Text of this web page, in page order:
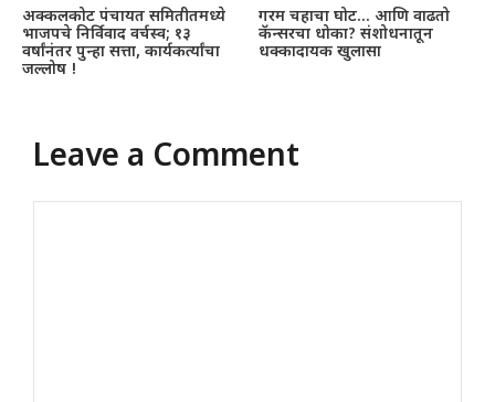
अक्कलकोट पंचायत समितीतमध्ये
भाजपचे निर्विवाद वर्चस्व; १३
वर्षांनंतर पुन्हा सत्ता, कार्यकर्त्यांचा
जल्लोष !
गरम चहाचा घोट… आणि वाढतो
कॅन्सरचा धोका? संशोधनातून
धक्कादायक खुलासा
Leave a Comment